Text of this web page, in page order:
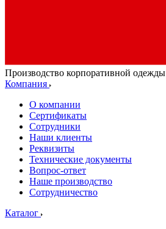
Производство корпоративной одежды
Компания
О компании
Сертификаты
Сотрудники
Наши клиенты
Реквизиты
Технические документы
Вопрос-ответ
Наше производство
Сотрудничество
Каталог